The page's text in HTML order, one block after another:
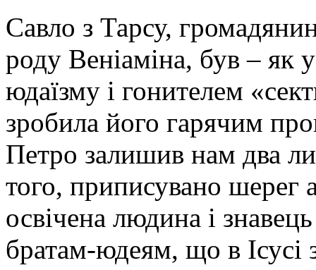
Савло з Тарсу,
роду Веніаміна, був – як
юдаїзму і гонителем
зробила його гарячим
Петро залишив нам два
того, приписувано шерег
освічена людина і
братам-юдеям, що в